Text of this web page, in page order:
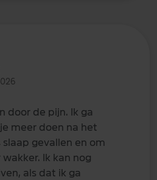
door de pijn. Ik ga
meer doen na het
slaap gevallen en om
wakker. Ik kan nog
als dat ik ga